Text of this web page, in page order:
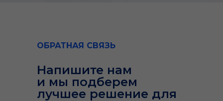
Напишите нам
и мы подберем
лучшее решение для
ОБРАТНАЯ СВЯЗЬ